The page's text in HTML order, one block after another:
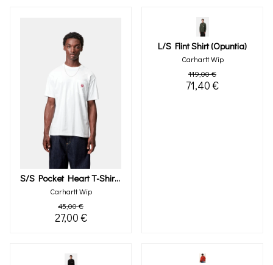
S/s Pocket Heart T-Shirt (white)
Carhartt Wip
45,00 €
27,00 €
L/s Flint Shirt (opuntia)
Carhartt Wip
119,00 €
71,40 €